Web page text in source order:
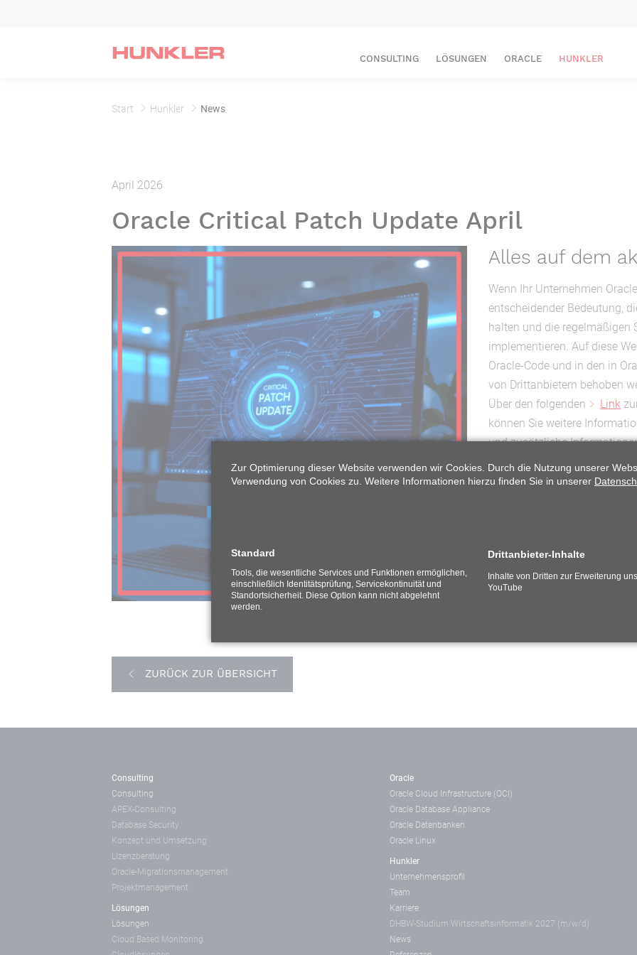
CONSULTING LÖSUNGEN ORACLE HUNKLER
Start Hunkler News
April 2026
Oracle Critical Patch Update April
Alles auf dem
Wenn Ihr Unternehmen
entscheidender Bedeutung,
halten und die regelmäßigen
implementieren. Auf diese
Oracle-Code und in den in
von Drittanbietern behoben
Über den folgenden
Link
können Sie weitere
und zusätzliche
Ihre Anwendungen auf den
Unser Team steht Ihnen
Sicherheitslücken zu
Patches zu helfen. Zögern
Die nächsten Termine der
21. Juli 2026
ZURÜCK ZUR ÜBERSICHT
Consulting
Consulting
APEX-Consulting
Database Security
Konzept und Umsetzung
Lizenzberatung
Oracle-Migrationsmanagement
Projektmanagement
Lösungen
Lösungen
Cloud Based Monitoring
Oracle
Oracle Cloud Infrastructure (OCI)
Oracle Database Appliance
Oracle Datenbanken
Oracle Linux
Hunkler
Unternehmensprofil
Team
Karriere
DHBW-Studium Wirtschaftsinformatik 2027 (m/w/d)
News
Zur Optimierung dieser Website verwenden wir Cookies. Durch die Nutzung unserer
Verwendung von Cookies zu. Weitere Informationen hierzu finden Sie in unserer
Standard
Tools, die wesentliche Services und Funktionen ermöglichen,
einschließlich Identitätsprüfung, Servicekontinuität und
Standortsicherheit. Diese Option kann nicht abgelehnt
werden.
Drittanbieter-Inhalte
Inhalte von Dritten zur Erweiterung
YouTube